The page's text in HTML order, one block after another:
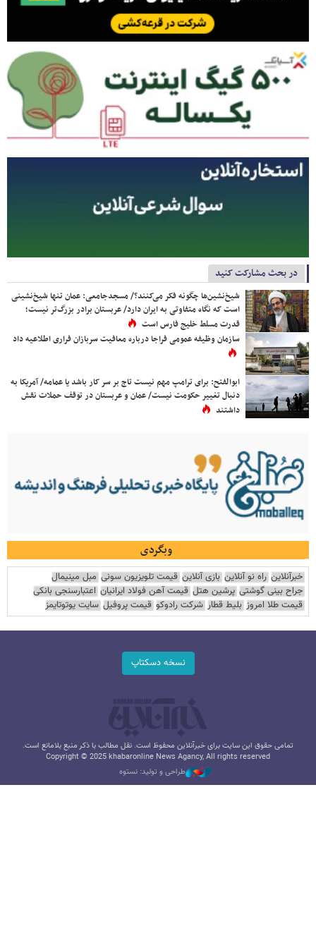
در بحث مشارکت کنید
شیخ‌نشین‌ها چگونه فکر می‌کنند؟/ مسجدجامعی: عمان تنها شیخ‌نشینی
است که نگاه متفاوتی به ایران دارد/ عربستان برادر بزرگ‌تر نیست؛
قدرت مسلط خلیج فارس است
سازمان وظیفه عمومی فراجا درباره معافیت سربازان فراری اطلاعیه داد
ابوالفتح: برای ترامپ مهم نیست تاج بر سر کار باشد یا عمامه/ آمریکا به
دنبال تغییر حکومت نیست/ عمان و عربستان در توقف حملات نقش
داشتند
وبگردی
خبرآنلاین راه نو آنلاین بازی آنلاین قیمت تلویزیون سونی مبل مینیمال
جراح بینی گوشتی پرشین هتل قیمت آهن فولاد ایرانیان اعتبارسنجی بانکی
قیمت طلا امروز بلیط قطار شرکت رادوکو قیمت پروفیل سایت یوتوتایمز
نسخه دسکتاپ
تمامی حقوق این سایت برای خبرآنلاین محفوظ است. نقل مطالب با ذکر منبع بلامانع است.
Copyright © 2025 khabaronline News Agancy, All rights reserved
طراحی و تولید: نستوه